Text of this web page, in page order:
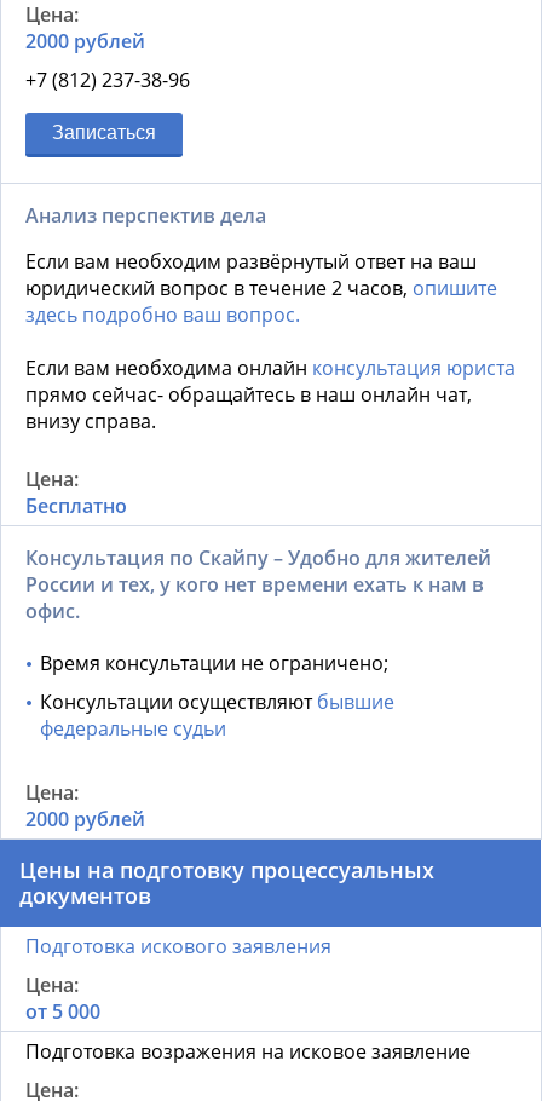
2000 рублей
+7 (812) 237-38-96
Записаться
Анализ перспектив дела
Если вам необходим развёрнутый ответ на ваш
юридический вопрос в течение 2 часов, опишите
здесь подробно ваш вопрос.
Если вам необходима онлайн консультация юриста
прямо сейчас- обращайтесь в наш онлайн чат,
внизу справа.
Бесплатно
Консультация по Скайпу – Удобно для жителей
России и тех, у кого нет времени ехать к нам в
офис.
Время консультации не ограничено;
Консультации осуществляютбывшие
федеральные судьи
2000 рублей
Цены на подготовку процессуальных
документов
Подготовка искового заявления
от 5 000
Подготовка возражения на исковое заявление